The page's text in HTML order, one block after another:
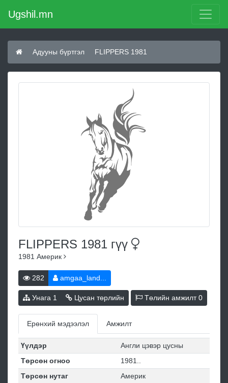
Ugshil.mn
Адууны бүртгэл FLIPPERS 1981
FLIPPERS 1981 гүү
1981 Америк
282 amgaa_land...
Унага 1 Цусан төрлийн Төлийн амжилт0
Ерөнхий мэдээлэл Амжилт
Үүлдэр
Англи цэвэр цусны
Төрсөн огноо
1981..
Төрсөн нутаг
Америк